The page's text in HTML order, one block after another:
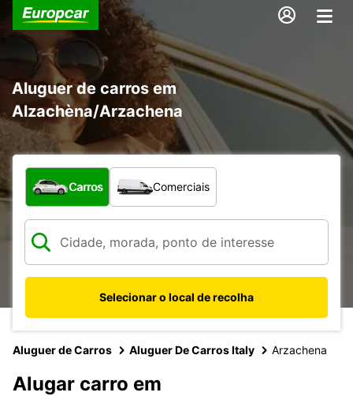
Aluguer de carros em
Alzachèna/Arzachena
Que tipo de veículo pretende?
Carros Comerciais
Selecionar o local de recolha
Aluguer de Carros Aluguer De Carros Italy Arzachena
Alugar carro em